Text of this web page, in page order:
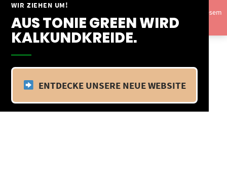
WIR ZIEHEN UM!
AUS TONIE GREEN WIRD
KALKUNDKREIDE.
ENTDECKE UNSERE NEUE WEBSITE
Springe
Inhalt
Vom 09.04.25 - 20.04.25 befinden wir uns im Betriebsurlaub. In diesem
Zeitraum findet kein Versand statt.Ausblenden